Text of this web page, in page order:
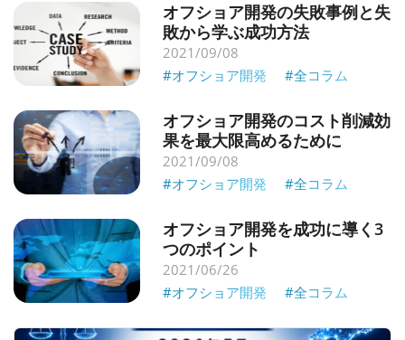
オフショア開発の失敗事例と失
敗から学ぶ成功方法
2021/09/08
#オフショア開発
#全コラム
オフショア開発のコスト削減効
果を最大限高めるために
2021/09/08
#オフショア開発
#全コラム
オフショア開発を成功に導く3
つのポイント
2021/06/26
#オフショア開発
#全コラム